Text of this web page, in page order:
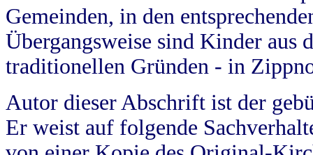
Gemeinden, in den
Übergangsweise sind Kinder aus
traditionellen Gründen - in
Autor dieser Abschrift ist der
Er weist auf folgende